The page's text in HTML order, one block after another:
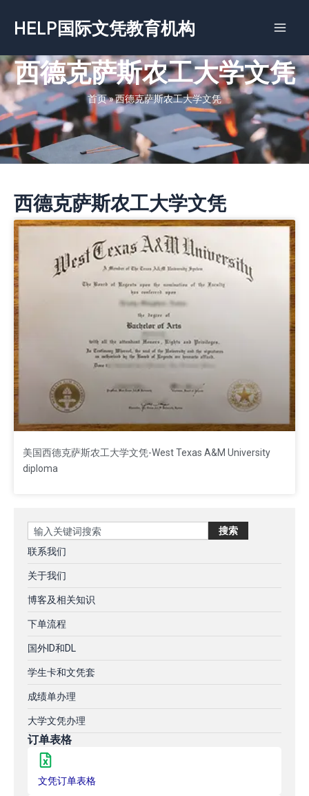
容
HELP国际文凭教育机构
西德克萨斯农工大学文凭
首页»西德克萨斯农工大学文凭
西德克萨斯农工大学文凭
美国西德克萨斯农工大学文凭-West Texas A&M University
diploma
Search 搜索
联系我们
关于我们
博客及相关知识
下单流程
国外ID和DL
学生卡和文凭套
成绩单办理
大学文凭办理
订单表格
文凭订单表格